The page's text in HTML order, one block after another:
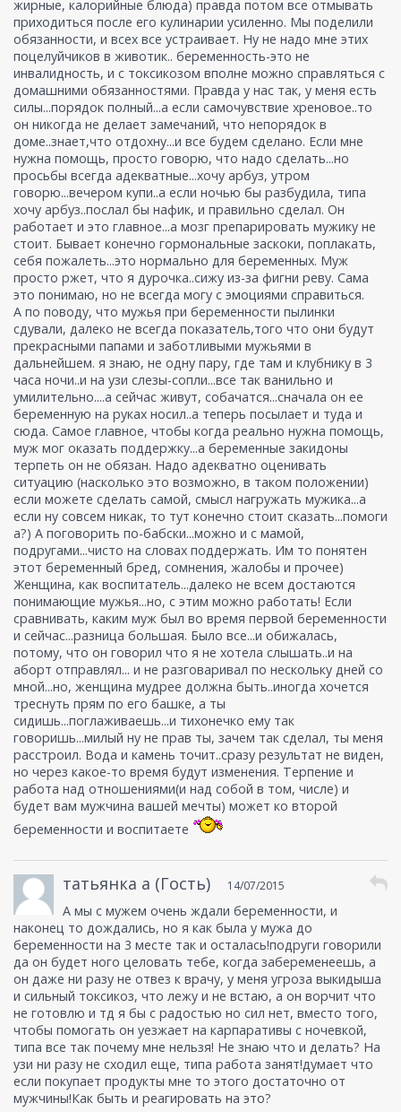
жирные, калорийные блюда) правда потом все отмывать
приходиться после его кулинарии усиленно. Мы поделили
обязанности, и всех все устраивает. Ну не надо мне этих
поцелуйчиков в животик.. беременность-это не
инвалидность, и с токсикозом вполне можно справляться с
домашними обязанностями. Правда у нас так, у меня есть
силы...порядок полный...а если самочувствие хреновое..то
он никогда не делает замечаний, что непорядок в
доме..знает,что отдохну...и все будем сделано. Если мне
нужна помощь, просто говорю, что надо сделать...но
просьбы всегда адекватные...хочу арбуз, утром
говорю...вечером купи..а если ночью бы разбудила, типа
хочу арбуз..послал бы нафик, и правильно сделал. Он
работает и это главное...а мозг препарировать мужику не
стоит. Бывает конечно гормональные заскоки, поплакать,
себя пожалеть...это нормально для беременных. Муж
просто ржет, что я дурочка..сижу из-за фигни реву. Сама
это понимаю, но не всегда могу с эмоциями справиться.
А по поводу, что мужья при беременности пылинки
сдували, далеко не всегда показатель,того что они будут
прекрасными папами и заботливыми мужьями в
дальнейшем. я знаю, не одну пару, где там и клубнику в 3
часа ночи..и на узи слезы-сопли...все так ванильно и
умилительно....а сейчас живут, собачатся...сначала он ее
беременную на руках носил..а теперь посылает и туда и
сюда. Самое главное, чтобы когда реально нужна помощь,
муж мог оказать поддержку...а беременные закидоны
терпеть он не обязан. Надо адекватно оценивать
ситуацию (насколько это возможно, в таком положении)
если можете сделать самой, смысл нагружать мужика...а
если ну совсем никак, то тут конечно стоит сказать...помоги
а?) А поговорить по-бабски...можно и с мамой,
подругами...чисто на словах поддержать. Им то понятен
этот беременный бред, сомнения, жалобы и прочее)
Женщина, как воспитатель...далеко не всем достаются
понимающие мужья...но, с этим можно работать! Если
сравнивать, каким муж был во время первой беременности
и сейчас...разница большая. Было все...и обижалась,
потому, что он говорил что я не хотела слышать..и на
аборт отправлял... и не разговаривал по нескольку дней со
мной...но, женщина мудрее должна быть..иногда хочется
треснуть прям по его башке, а ты
сидишь...поглаживаешь...и тихонечко ему так
говоришь...милый ну не прав ты, зачем так сделал, ты меня
расстроил. Вода и камень точит..сразу результат не виден,
но через какое-то время будут изменения. Терпение и
работа над отношениями(и над собой в том, числе) и
будет вам мужчина вашей мечты) может ко второй
беременности и воспитаете
татьянка а (Гость) 14/07/2015
А мы с мужем очень ждали беременности, и
наконец то дождались, но я как была у мужа до
беременности на 3 месте так и осталась!подруги говорили
да он будет ного целовать тебе, когда забеременеешь, а
он даже ни разу не отвез к врачу, у меня угроза выкидыша
и сильный токсикоз, что лежу и не встаю, а он ворчит что
не готовлю и тд я бы с радостью но сил нет, вместо того,
чтобы помогать он уезжает на карпаративы с ночевкой,
типа все так почему мне нельзя! Не знаю что и делать? На
узи ни разу не сходил еще, типа работа занят!думает что
если покупает продукты мне то этого достаточно от
мужчины!Как быть и реагировать на это?